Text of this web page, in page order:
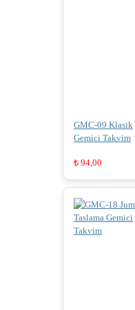
GMC-09 Klasik
Gemici Takvim
₺ 94,00